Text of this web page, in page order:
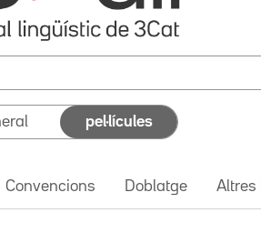
pel·lícules
Convencions Doblatge Altres